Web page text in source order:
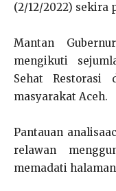
(2/12/2022) sekira
Mantan
mengikuti
Sehat Restorasi
masyarakat Aceh.
Pantauan
relawan
memadati